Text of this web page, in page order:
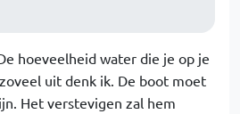
hoeveelheid water die je op je
uit denk ik. De boot moet
Het verstevigen zal hem